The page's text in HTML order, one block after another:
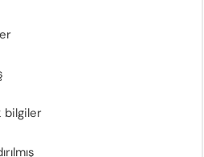
bilgiler